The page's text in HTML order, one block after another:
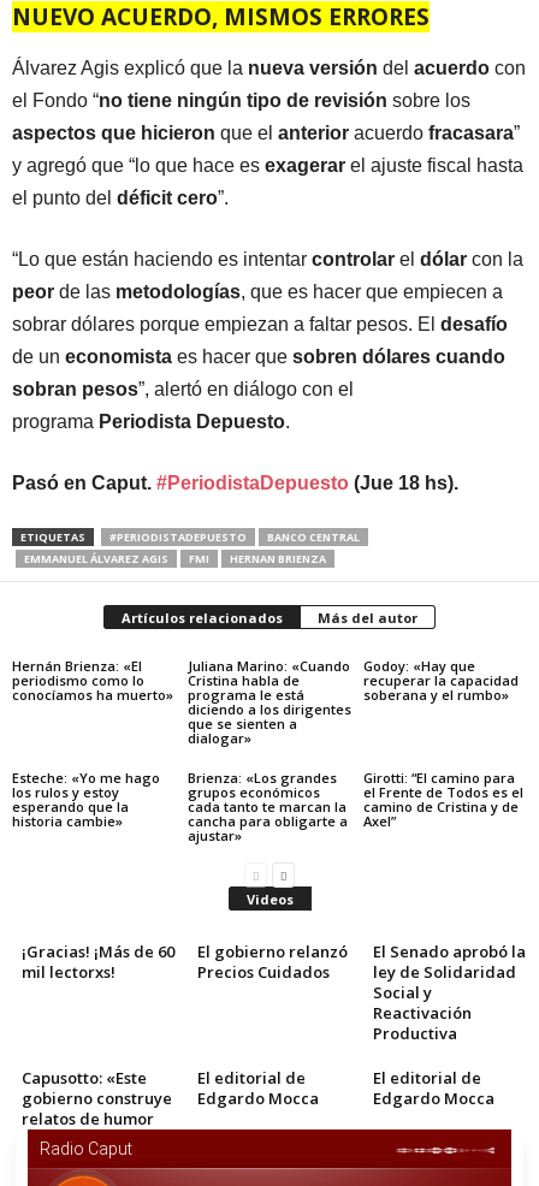
NUEVO ACUERDO, MISMOS ERRORES
Álvarez Agis explicó que la nueva versión del acuerdo con
el Fondo “no tiene ningún tipo de revisión sobre los
aspectos que hicieron que el anterior acuerdo fracasara”
y agregó que “lo que hace es exagerar el ajuste fiscal hasta
el punto del déficit cero”.
“Lo que están haciendo es intentar controlar el dólar con la
peor de las metodologías, que es hacer que empiecen a
sobrar dólares porque empiezan a faltar pesos. El desafío
de un economista es hacer que sobren dólares cuando
sobran pesos”, alertó en diálogo con el
programa Periodista Depuesto.
Pasó en Caput. #PeriodistaDepuesto (Jue 18 hs).
ETIQUETAS #PERIODISTADEPUESTO
BANCO CENTRAL
EMMANUEL ÁLVAREZ AGIS
FMI HERNAN BRIENZA
Artículos relacionados Más del autor
Hernán Brienza: «El
periodismo como lo
conocíamos ha muerto»
Juliana Marino: «Cuando
Cristina habla de
programa le está
diciendo a los dirigentes
que se sienten a
dialogar»
Godoy: «Hay que
recuperar la capacidad
soberana y el rumbo»
Esteche: «Yo me hago
los rulos y estoy
esperando que la
historia cambie»
Brienza: «Los grandes
grupos económicos
cada tanto te marcan la
cancha para obligarte a
ajustar»
Girotti: “El camino para
el Frente de Todos es el
camino de Cristina y de
Axel”
Videos
¡Gracias! ¡Más de 60
mil lectorxs!
El gobierno relanzó
Precios Cuidados
El Senado aprobó la
ley de Solidaridad
Social y
Reactivación
Productiva
Capusotto: «Este
gobierno construye
relatos de humor
casi a propósito»
El editorial de
Edgardo Mocca
El editorial de
Edgardo Mocca